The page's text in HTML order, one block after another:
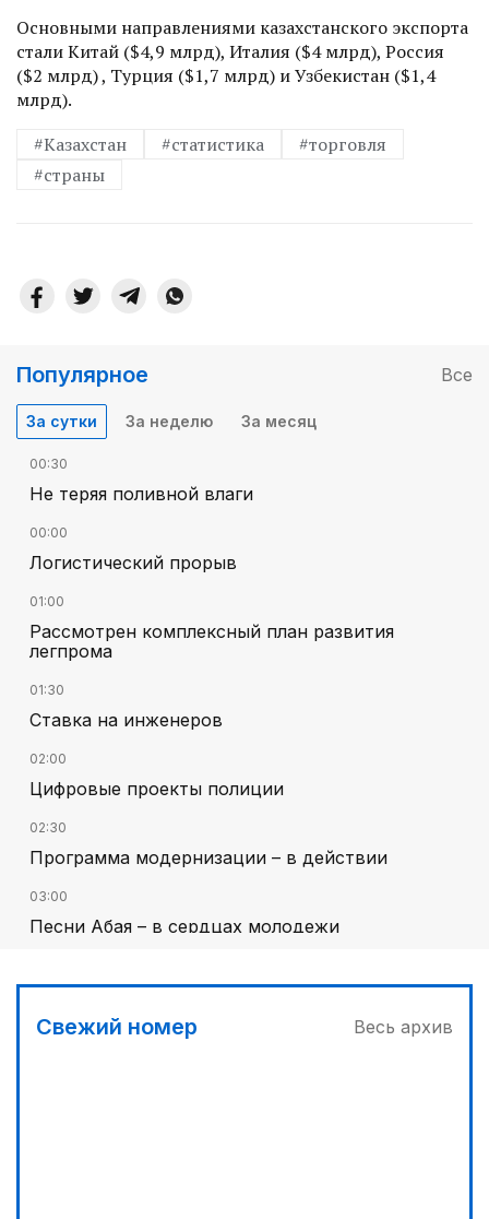
Основными направлениями казахстанского экспорта
стали Китай ($4,9 млрд), Италия ($4 млрд), Россия
($2 млрд) , Турция ($1,7 млрд) и Узбекистан ($1,4
млрд).
#Казахстан
#статистика
#торговля
#страны
Популярное Все
За сутки За неделю За месяц
00:30
Не теряя поливной влаги
00:00
Логистический прорыв
01:00
Рассмотрен комплексный план развития
легпрома
01:30
Ставка на инженеров
02:00
Цифровые проекты полиции
02:30
Программа модернизации – в действии
03:00
Песни Абая – в сердцах молодежи
Гостья на кирпичной стене
03:30
Свежий номер Весь архив